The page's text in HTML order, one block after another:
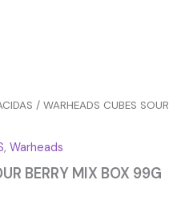
/ WARHEADS CUBES SOUR
, Warheads
BERRY MIX BOX 99G